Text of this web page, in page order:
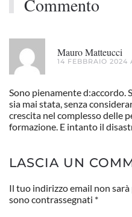
Commento
Mauro Matteucci
14 FEBBRAIO 2024
Sono pienamente d:accordo.
sia mai stata, senza
crescita nel complesso delle
formazione. E intanto il
LASCIA UN
Il tuo indirizzo email non
sono contrassegnati *